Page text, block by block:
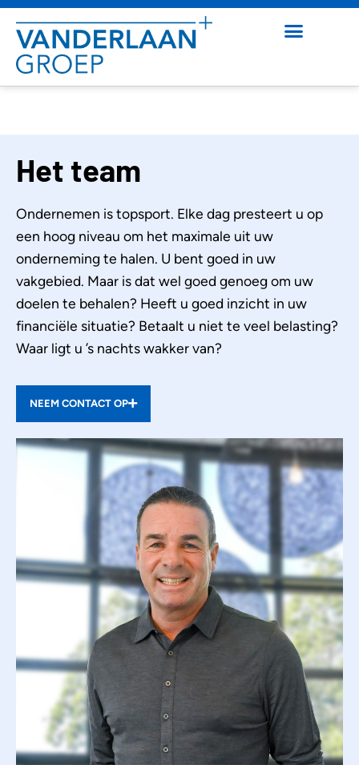
Het team
Ondernemen is topsport. Elke dag presteert u op
een hoog niveau om het maximale uit uw
onderneming te halen. U bent goed in uw
vakgebied. Maar is dat wel goed genoeg om uw
doelen te behalen? Heeft u goed inzicht in uw
financiële situatie? Betaalt u niet te veel belasting?
Waar ligt u ’s nachts wakker van?
NEEM CONTACT OP